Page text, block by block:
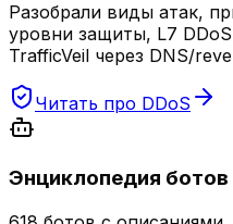
Разобрали виды атак,
уровни защиты, L7
TrafficVeil через DNS/
Читать про DDoS
Энциклопедия